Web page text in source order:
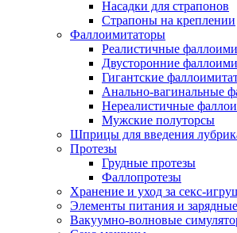
Насадки для страпонов
Страпоны на креплении
Фаллоимитаторы
Реалистичные
Двусторонние
Гигантские
Анально-вагинальные
Нереалистичные
Мужские полуторсы
Шприцы для введения
Протезы
Грудные протезы
Фаллопротезы
Хранение и уход за секс-
Элементы питания и зарядные
Вакуумно-волновые